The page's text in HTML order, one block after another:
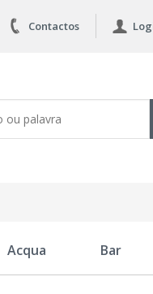
Contactos
Acqua Bar